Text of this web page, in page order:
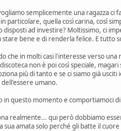
semplicemente una ragazza ci
particolare, quella così carina, così
disposti ad investire? Moltissimo, ci
bene e di renderla felice. E tutto
che in molti casi l'interesse verso
non è poi così speciale,
più di tanto e se ci siamo già
umano.
in questo momento e comportiamoci
realmente... qui però dobbiamo
sua amata solo perché gli batte il